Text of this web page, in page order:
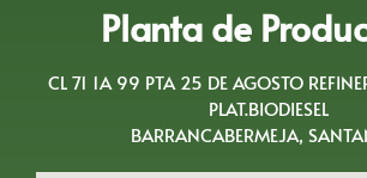
Planta de
CL 71 1A 99 PTA 25 DE AGOSTO
PLAT.BIODIESEL
BARRANCABERMEJA,